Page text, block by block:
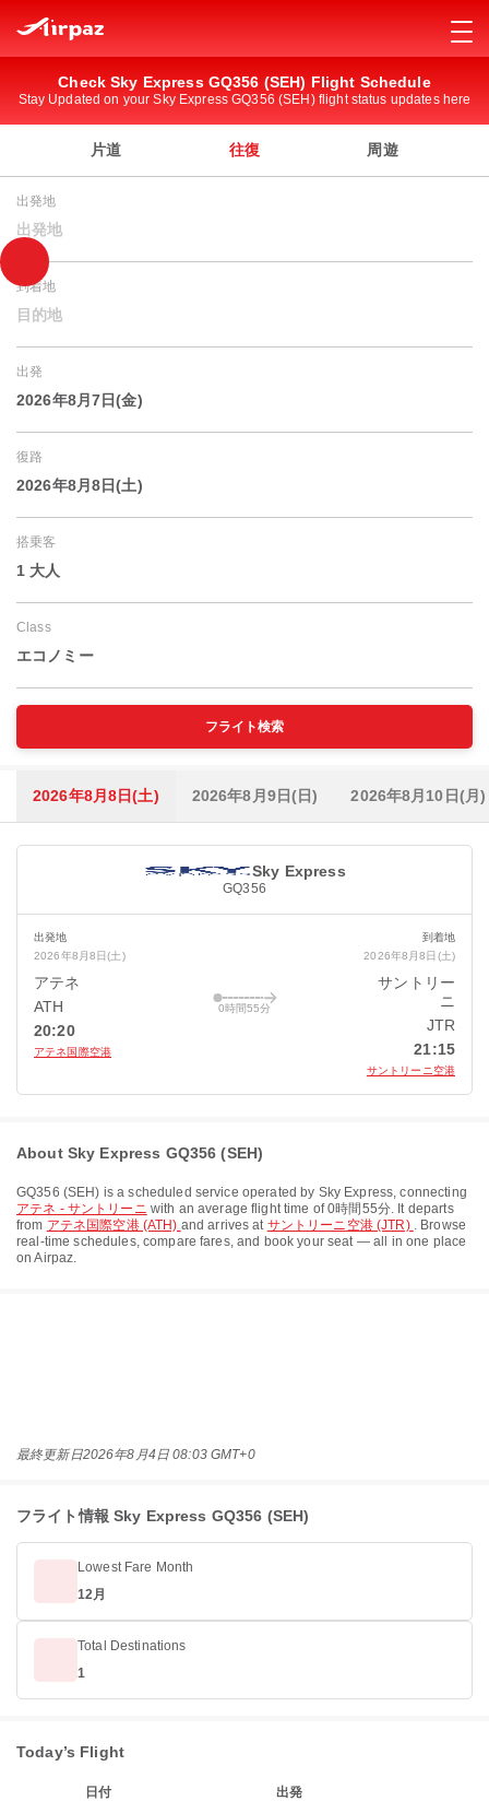
Check Sky Express GQ356 (SEH) Flight Schedule
Stay Updated on your Sky Express GQ356 (SEH) flight status updates here
片道 往復 周遊
出発地
出発地
到着地
目的地
出発
2026年8月7日(金)
復路
2026年8月8日(土)
搭乗客
1 大人
Class
エコノミー
フライト検索
2026年8月8日(土) 2026年8月9日(日) 2026年8月10日(月)
Sky Express
GQ356
出発地
2026年8月8日(土)
アテネ
ATH
20:20
アテネ国際空港
0時間55分
到着地
2026年8月8日(土)
サントリー
ニ
JTR
21:15
サントリーニ空港
About Sky Express GQ356 (SEH)
GQ356 (SEH) is a scheduled service operated by Sky Express, connecting
アテネ - サントリーニ with an average flight time of0時間55分. It departs
from アテネ国際空港 (ATH) and arrives at サントリーニ空港 (JTR) . Browse
real-time schedules, compare fares, and book your seat — all in one place
on Airpaz.
最終更新日2026年8月4日 08:03 GMT+0
フライト情報 Sky Express GQ356 (SEH)
Lowest Fare Month
12月
Total Destinations
1
Today’s Flight
日付 出発